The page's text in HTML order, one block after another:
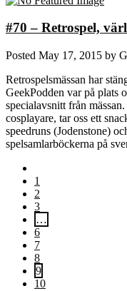
#70 – Retrospel,
Posted May 17, 2015 by
Retrospelsmässan har
GeekPodden var på plats
specialavsnitt från
cosplayare, tar oss ett
speedruns (Jodenstone)
spelsamlarböckerna på
1
2
3
…
6
7
8
9
10